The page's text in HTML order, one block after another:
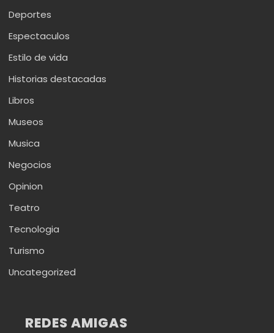
Deportes
Espectaculos
Estilo de vida
Historias destacadas
Libros
Museos
Musica
Negocios
Opinion
Teatro
Tecnologia
Turismo
Uncategorized
REDES AMIGAS